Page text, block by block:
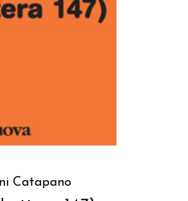
Catapano